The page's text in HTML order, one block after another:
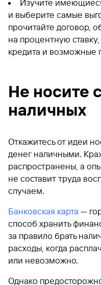
Изучите
и выберите самые
прочитайте договор,
на процентную
кредита и возможные
Не носите
наличных
Откажитесь от идеи
денег наличными.
распространены, а
не составит труда
случаем.
Банковская карта —
способ хранить
за правило брать
расходы, когда
или невозможно.
Однако